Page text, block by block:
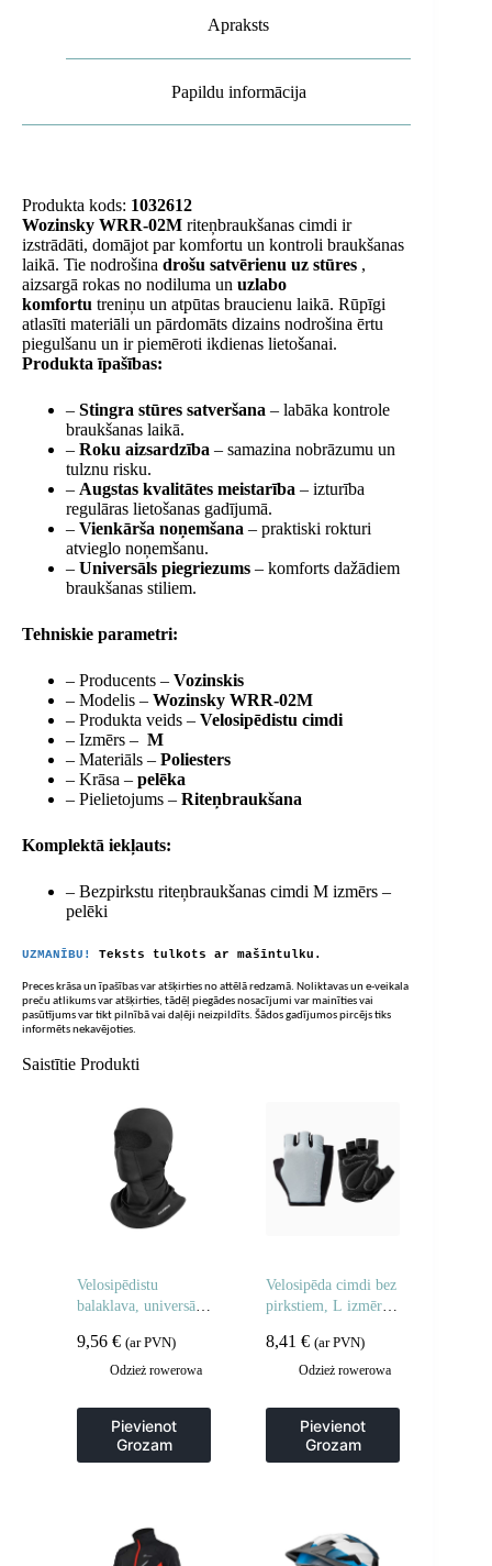
Apraksts
Papildu informācija
Produkta kods: 1032612
Wozinsky WRR-02M riteņbraukšanas cimdi ir
izstrādāti, domājot par komfortu un kontroli braukšanas
laikā. Tie nodrošina drošu satvērienu uz stūres ,
aizsargā rokas no nodiluma un uzlabo
komfortu treniņu un atpūtas braucienu laikā. Rūpīgi
atlasīti materiāli un pārdomāts dizains nodrošina ērtu
piegulšanu un ir piemēroti ikdienas lietošanai.
Produkta īpašības:
– Stingra stūres satveršana – labāka kontrole
braukšanas laikā.
– Roku aizsardzība – samazina nobrāzumu un
tulznu risku.
– Augstas kvalitātes meistarība – izturība
regulāras lietošanas gadījumā.
– Vienkārša noņemšana – praktiski rokturi
atvieglo noņemšanu.
– Universāls piegriezums – komforts dažādiem
braukšanas stiliem.
Tehniskie parametri:
– Producents – Vozinskis
– Modelis – Wozinsky WRR-02M
– Produkta veids – Velosipēdistu cimdi
– Izmērs – M
– Materiāls – Poliesters
– Krāsa – pelēka
– Pielietojums – Riteņbraukšana
Komplektā iekļauts:
– Bezpirkstu riteņbraukšanas cimdi M izmērs –
pelēki
UZMANĪBU! Teksts tulkots ar mašīntulku.
Preces krāsa un īpašības var atšķirties no attēlā redzamā. Noliktavas un e-veikala
preču atlikums var atšķirties, tādēļ piegādes nosacījumi var mainīties vai
pasūtījums var tikt pilnībā vai daļēji neizpildīts. Šādos gadījumos pircējs tiks
informēts nekavējoties.
Saistītie Produkti
Velosipēdistu
balaklava, universāla
9,56 € (ar PVN)
Odzież rowerowa
Pievienot
Grozam
Velosipēda cimdi bez
pirkstiem, L izmērs –
8,41€ (ar PVN)
Odzież rowerowa
Pievienot
Grozam